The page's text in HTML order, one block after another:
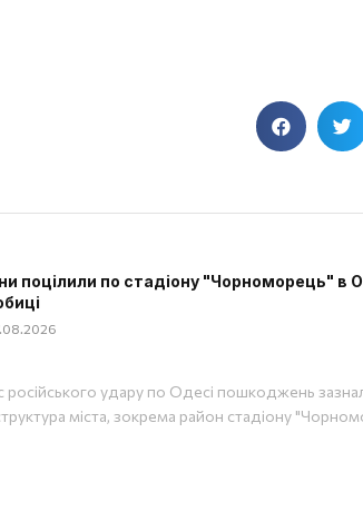
поцілили по стадіону "Чорноморець" в
російського удару по Одесі пошкоджень
міста, зокрема район стадіону